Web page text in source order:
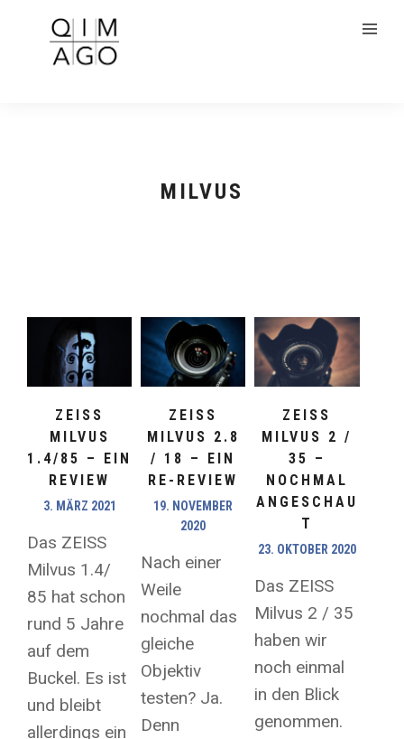
MILVUS
ZEISS
MILVUS
1.4/85 – EIN
REVIEW
3. MÄRZ 2021
Das ZEISS
Milvus 1.4/
85 hat schon
rund 5 Jahre
auf dem
Buckel. Es ist
und bleibt
allerdings ein
ZEISS
MILVUS 2.8
/ 18 – EIN
RE-REVIEW
19. NOVEMBER
2020
Nach einer
Weile
nochmal das
gleiche
Objektiv
testen? Ja.
Denn
ZEISS
MILVUS 2 /
35 –
NOCHMAL
ANGESCHAU
T
23. OKTOBER 2020
Das ZEISS
Milvus 2 / 35
haben wir
noch einmal
in den Blick
genommen.